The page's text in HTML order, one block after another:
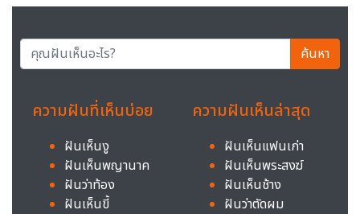
ค้นหา
ความฝันที่เห็นบ่อย
ฝันเห็นงู
ฝันเห็นพญานาค
ฝันว่าท้อง
ฝันเห็นขี้
ความฝันเห็นล่าสุด
ฝันเห็นแฟนเก่า
ฝันเห็นพระสงฆ์
ฝันเห็นช้าง
ฝันว่าตัดผม